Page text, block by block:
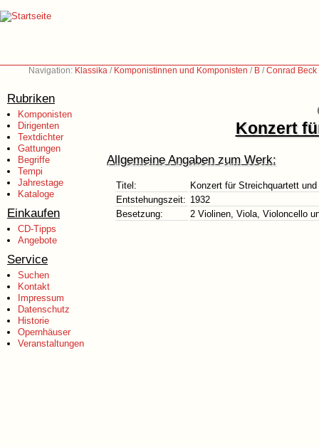
Navigation: Klassika / Komponistinnen und Komponisten / B /Conrad
Rubriken
Komponisten
Dirigenten
Textdichter
Gattungen
Begriffe
Tempi
Jahrestage
Kataloge
Einkaufen
CD-Tipps
Angebote
Service
Suchen
Kontakt
Impressum
Datenschutz
Historie
Opernhäuser
Veranstaltungen
Konzert
Allgemeine Angaben zum Werk:
Titel:
Konzert für Streichquartett
Entstehungszeit: 1932
Besetzung:
2 Violinen, Viola, Violoncello